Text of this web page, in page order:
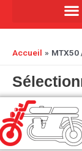
Accueil MTX50